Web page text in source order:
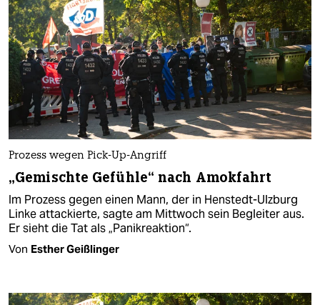
Prozess wegen Pick-Up-Angriff
„Gemischte Gefühle“ nach Amokfahrt
Im Prozess gegen einen Mann, der in Henstedt-Ulzburg
Linke attackierte, sagte am Mittwoch sein Begleiter aus.
Er sieht die Tat als „Panikreaktion“.
Von Esther Geißlinger